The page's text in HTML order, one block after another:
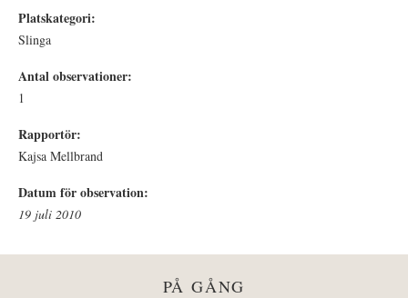
Platskategori:
Slinga
Antal observationer:
1
Rapportör:
Kajsa Mellbrand
Datum för observation:
19 juli 2010
PÅ GÅNG